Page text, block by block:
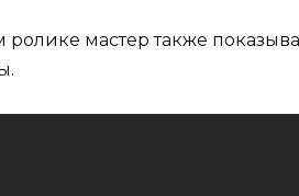
ролике мастер также